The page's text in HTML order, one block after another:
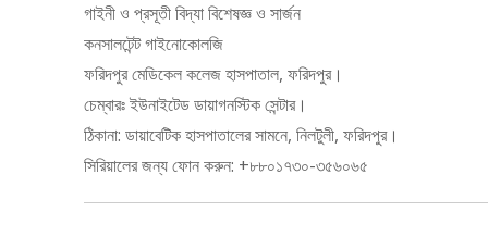
গাইনী ও প্রসূতী বিদ্যা বিশেষজ্ঞ ও সার্জন
কনসালটেন্ট গাইনোকোলজি
ফরিদপুর মেডিকেল কলেজ হাসপাতাল, ফরিদপুর।
চেম্বারঃ ইউনাইটেড ডায়াগনস্টিক সেন্টার।
ঠিকানা: ডায়াবেটিক হাসপাতালের সামনে, নিলটুলী, ফরিদপুর।
সিরিয়ালের জন্য ফোন করুন: +৮৮০১৭৩০-৩৫৬০৬৫